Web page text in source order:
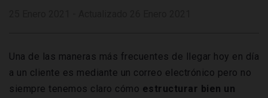
Una de las maneras más frecuentes de llegar hoy en día
a un cliente es mediante un correo electrónico pero no
siempre tenemos claro cómo estructurar bien un